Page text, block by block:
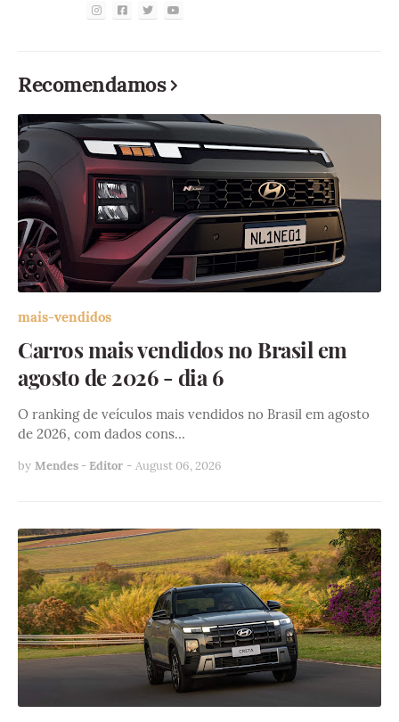
Recomendamos
mais-vendidos
Carros mais vendidos no Brasil em
agosto de 2026 - dia 6
O ranking de veículos mais vendidos no Brasil em agosto
de 2026, com dados cons…
by Mendes - Editor - August 06, 2026